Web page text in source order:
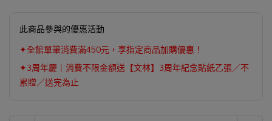
此商品參與的優惠活動
✦全館單筆消費滿450元，享指定商品加購優惠！
✦3周年慶｜消費不限金額送【文林】3周年紀念貼紙乙張／不
累贈／送完為止